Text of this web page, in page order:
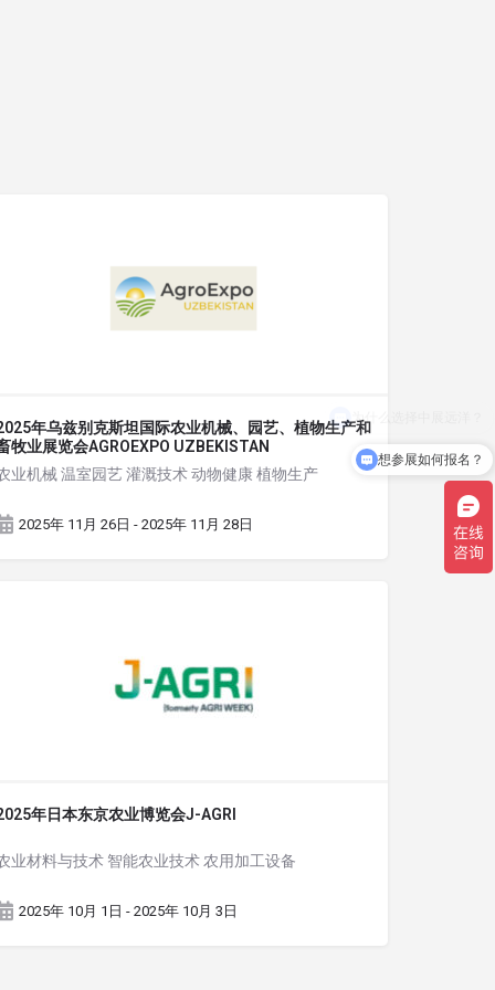
年乌兹别克斯坦国际农业机械、园艺、植物生产和
牧业展览会AGROEXPO UZBEKISTAN
业机械 温室园艺 灌溉技术 动物健康 植物生产
2025年 11月 26日 - 2025年 11月 28日
年日本东京农业博览会J-AGRI
业材料与技术 智能农业技术 农用加工设备
2025年 10月 1日 - 2025年 10月 3日
想参展如何报名？